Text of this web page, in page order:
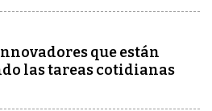
que están
las tareas cotidianas